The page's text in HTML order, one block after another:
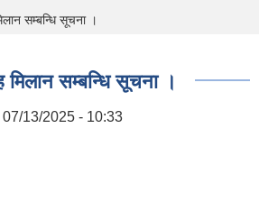
सम्बन्धि सूचना ।
मिलान सम्बन्धि सूचना ।
07/13/2025 - 10:33